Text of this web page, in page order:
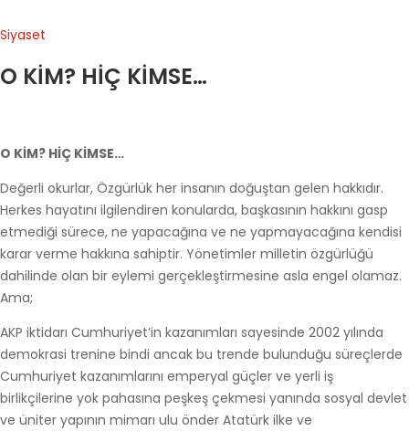
Siyaset
O KİM? HİÇ KİMSE…
O KİM? HİÇ KİMSE…
Değerli okurlar, Özgürlük her insanın doğuştan gelen hakkıdır.
Herkes hayatını ilgilendiren konularda, başkasının hakkını gasp
etmediği sürece, ne yapacağına ve ne yapmayacağına kendisi
karar verme hakkına sahiptir. Yönetimler milletin özgürlüğü
dahilinde olan bir eylemi gerçekleştirmesine asla engel olamaz.
Ama;
AKP iktidarı Cumhuriyet’in kazanımları sayesinde 2002 yılında
demokrasi trenine bindi ancak bu trende bulunduğu süreçlerde
Cumhuriyet kazanımlarını emperyal güçler ve yerli iş
birlikçilerine yok pahasına peşkeş çekmesi yanında sosyal devlet
ve üniter yapının mimarı ulu önder Atatürk ilke ve